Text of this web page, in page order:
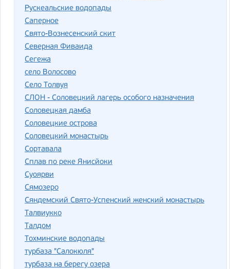
Рускеальские водопады
Саперное
Свято-Вознесенский скит
Северная Фиваида
Сегежа
село Волосово
Село Толвуя
СЛОН - Соловецкий лагерь особого назначения
Соловецкая дамба
Соловецкие острова
Соловецкий монастырь
Сортавала
Сплав по реке Янисйоки
Суоярви
Сямозеро
Сяндемский Свято-Успенский женский монастырь
Талвиукко
Талдом
Тохминские водопады
турбаза "Салокюля"
турбаза на берегу озера